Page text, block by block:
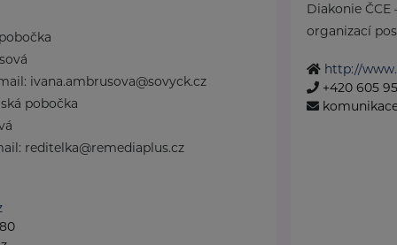
ivana.ambrusova@sovyck.cz
pobočka
reditelka@remediaplus.cz
Diakonie ČCE
organizací
http://
+420 605